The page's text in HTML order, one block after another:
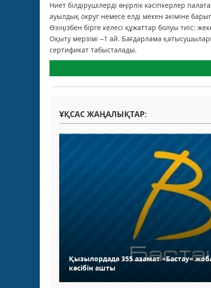
Ниет білдірушілерді өңірлік кәсіпкерлер
ауылдық округ немесе елді мекен әкіміне
Өзіңізбен бірге келесі құжаттар болуы тиіс:
Оқыту мерзімі –1 ай. Бағдарлама
сертификат табысталады.
ҰҚСАС ЖАҢАЛЫҚТАР:
Қызылордада 355 азамат «Бастау»
кәсібін ашты